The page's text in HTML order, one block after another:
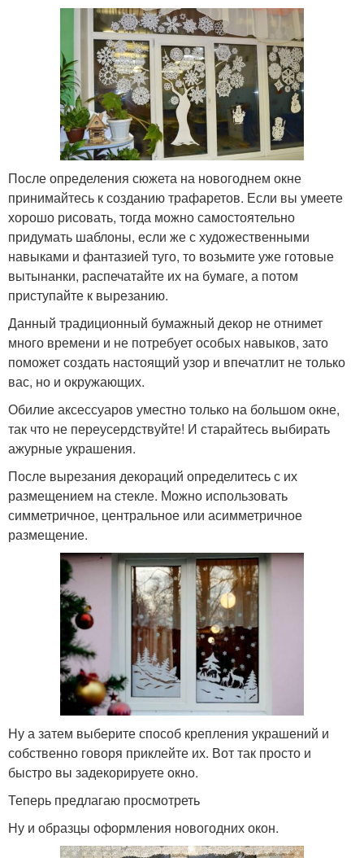
После определения сюжета на новогоднем окне
принимайтесь к созданию трафаретов. Если вы умеете
хорошо рисовать, тогда можно самостоятельно
придумать шаблоны, если же с художественными
навыками и фантазией туго, то возьмите уже готовые
вытынанки, распечатайте их на бумаге, а потом
приступайте к вырезанию.
Данный традиционный бумажный декор не отнимет
много времени и не потребует особых навыков, зато
поможет создать настоящий узор и впечатлит не только
вас, но и окружающих.
Обилие аксессуаров уместно только на большом окне,
так что не переусердствуйте! И старайтесь выбирать
ажурные украшения.
После вырезания декораций определитесь с их
размещением на стекле. Можно использовать
симметричное, центральное или асимметричное
размещение.
Ну а затем выберите способ крепления украшений и
собственно говоря приклейте их. Вот так просто и
быстро вы задекорируете окно.
Теперь предлагаю просмотреть
Ну и образцы оформления новогодних окон.